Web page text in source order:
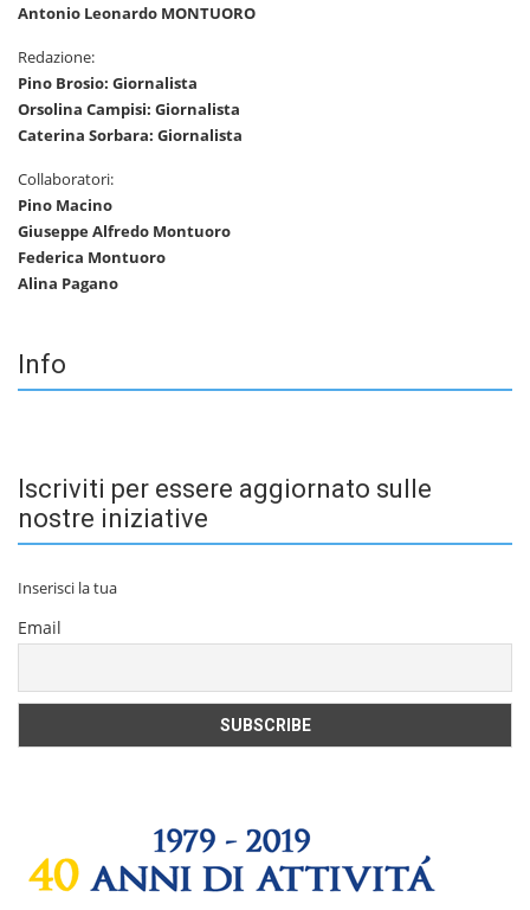
Antonio Leonardo MONTUORO
Redazione:
Pino Brosio: Giornalista
Orsolina Campisi: Giornalista
Caterina Sorbara: Giornalista
Collaboratori:
Pino Macino
Giuseppe Alfredo Montuoro
Federica Montuoro
Alina Pagano
Info
Iscriviti per essere aggiornato sulle
nostre iniziative
Inserisci la tua
Email